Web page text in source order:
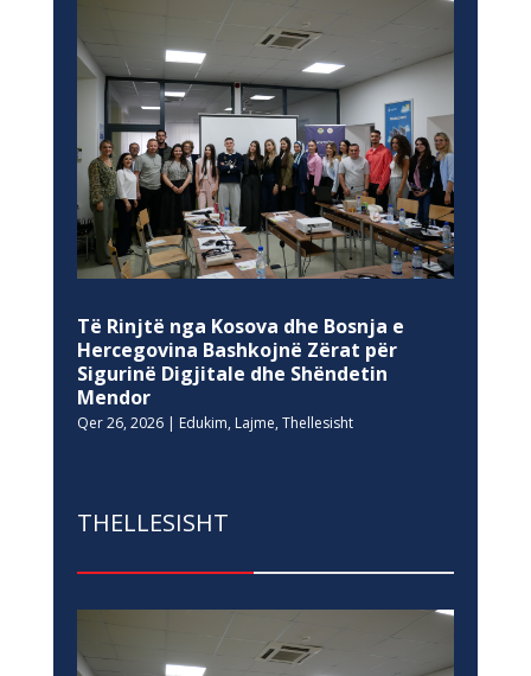
Të Rinjtë nga Kosova dhe Bosnja e
Hercegovina Bashkojnë Zërat për
Sigurinë Digjitale dhe Shëndetin
Mendor
Qer 26, 2026| Edukim, Lajme, Thellesisht
THELLESISHT